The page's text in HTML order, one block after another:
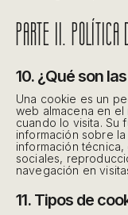
PARTE II. POLÍTICA
10. ¿Qué son
Una cookie es un
web almacena en
cuando lo visita. Su
información sobre
información
sociales,
navegación en
11. Tipos de